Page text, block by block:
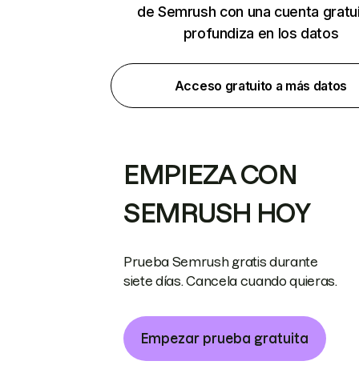
de Semrush con una cuenta
profundiza en los datos
Acceso gratuito a más datos
EMPIEZA CON
SEMRUSH HOY
Prueba Semrush gratis durante
siete días. Cancela cuando quieras.
Empezar prueba gratuita